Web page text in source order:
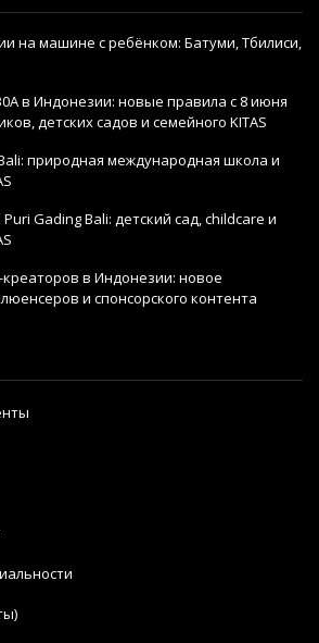
на машине с ребёнком: Батуми, Тбилиси,
в Индонезии: новые правила с 8 июня
детских садов и семейного KITAS
природная международная школа и
Gading Bali: детский сад, childcare и
креаторов в Индонезии: новое
и спонсорского контента